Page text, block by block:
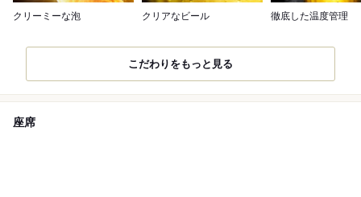
クリーミーな泡 クリアなビール 徹底した温度管理
こだわりをもっと見る
座席